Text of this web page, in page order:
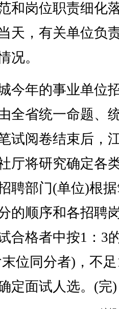
和岗位职责细化
天，有关单位负
况。
年的事业单位
全省统一命题、
试阅卷结束后，
厅将研究确定各
聘部门(单位)根
的顺序和各招聘
合格者中按1：3
位同分者)，不
定面试人选。(完)